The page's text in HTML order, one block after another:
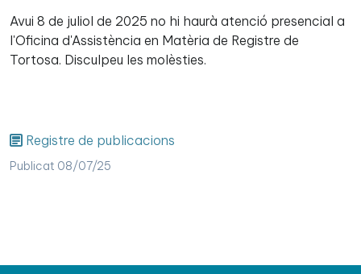
Avui 8 de juliol de 2025 no hi haurà atenció presencial a
l'Oficina d'Assistència en Matèria de Registre de
Tortosa. Disculpeu les molèsties.
Registre de publicacions
Publicat 08/07/25